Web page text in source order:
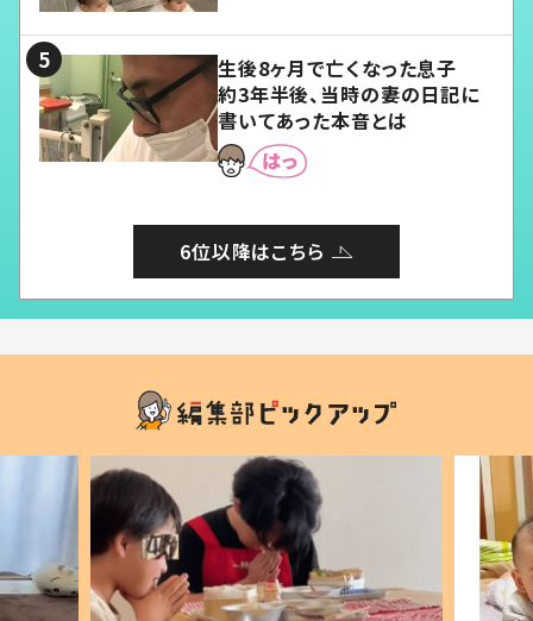
生後8ヶ月で亡くなった息子
約3年半後、当時の妻の日記に
書いてあった本音とは
6位以降はこちら